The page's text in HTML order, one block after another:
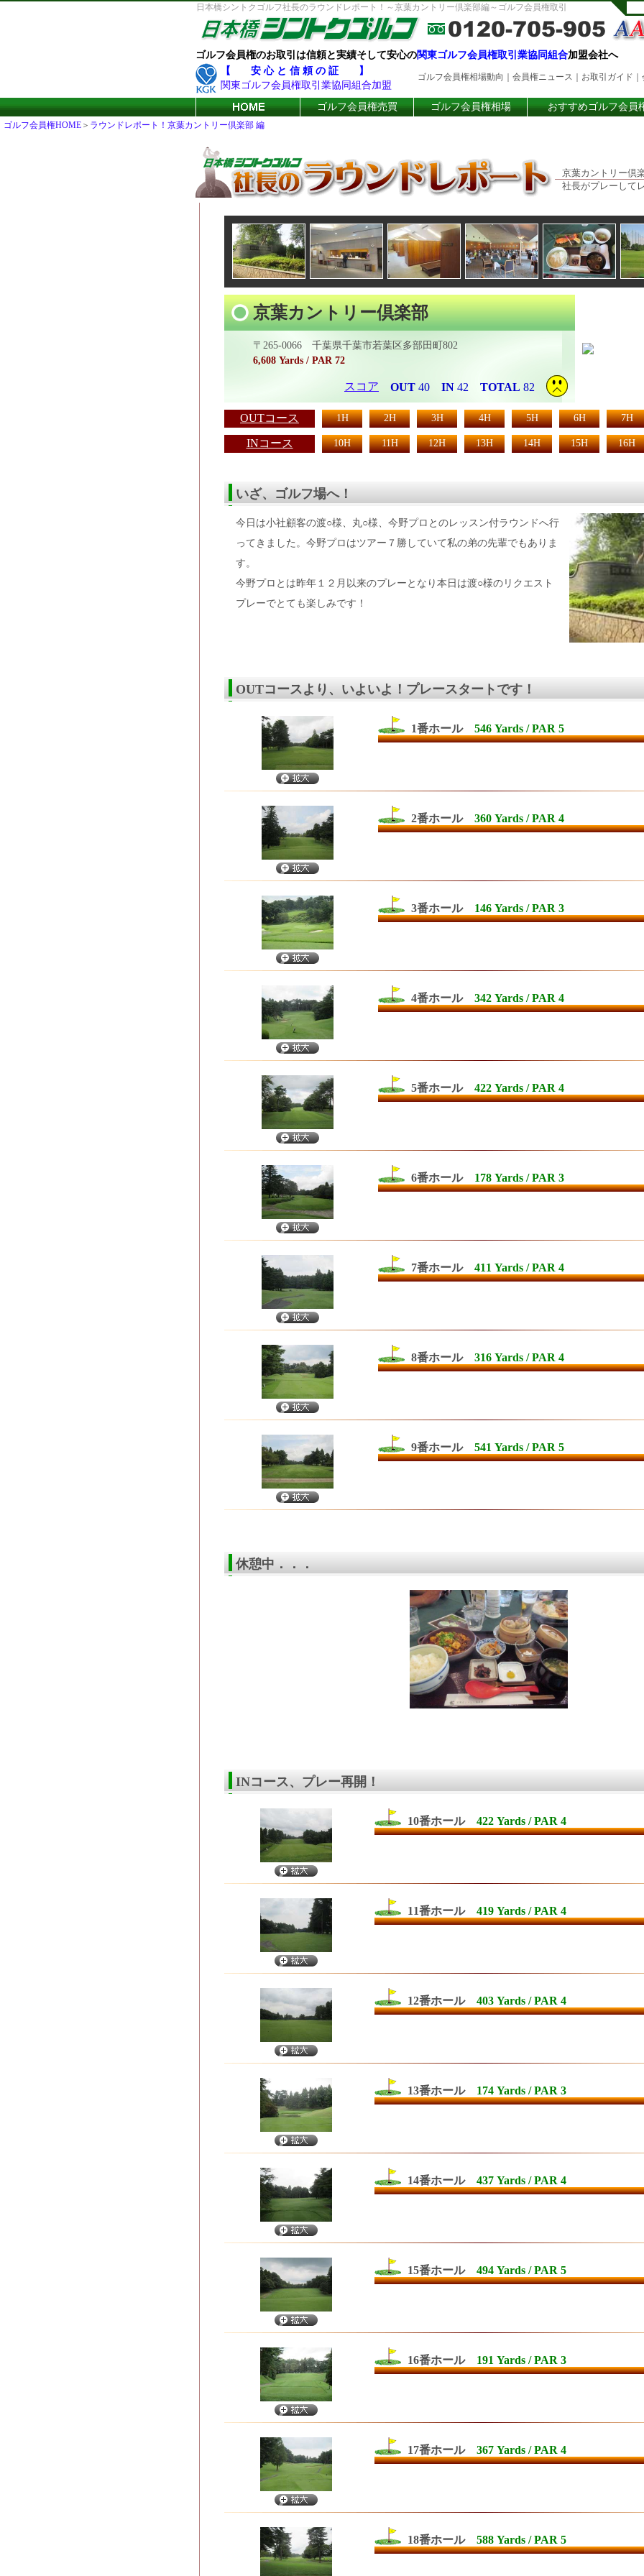
日本橋シントクゴルフ社長のラウンドレポート！～京葉カントリー倶楽部編～ゴルフ会員権取引
ゴルフ会員権のお取引は信頼と実績そして安心の関東ゴルフ会員権取引業協同組合加盟会社へ
【 安 心 と 信 頼 の 証 】
関東ゴルフ会員権取引業協同組合加盟
ゴルフ会員権相場動向 会員権ニュース お取引ガイド
ゴルフ会員権売買 ゴルフ会員権相場 おすすめゴルフ会員
ゴルフ会員権HOME ＞ ラウンドレポート！京葉カントリー倶楽部 編
京葉カントリー倶
社長がプレーして
京葉カントリー倶楽部
〒265-0066 千葉県千葉市若葉区多部田町802
6,608 Yards / PAR 72
スコア OUT 40 IN 42 TOTAL 82
OUTコース 1H 2H 3H 4H 5H 6H 7H
INコース 10H 11H 12H 13H 14H 15H 16H
いざ、ゴルフ場へ！
今日は小社顧客の渡○様、丸○様、今野プロとのレッスン付ラウンドへ行
ってきました。今野プロはツアー７勝していて私の弟の先輩でもありま
す。
今野プロとは昨年１２月以来のプレーとなり本日は渡○様のリクエスト
プレーでとても楽しみです！
OUTコースより、いよいよ！プレースタートです！
1番ホール 546 Yards / PAR 5
2番ホール 360 Yards / PAR 4
3番ホール 146 Yards / PAR 3
4番ホール 342 Yards / PAR 4
5番ホール 422 Yards / PAR 4
6番ホール 178 Yards / PAR 3
7番ホール 411 Yards / PAR 4
8番ホール 316 Yards / PAR 4
9番ホール 541 Yards / PAR 5
休憩中．．．
INコース、プレー再開！
10番ホール 422 Yards / PAR 4
11番ホール 419 Yards / PAR 4
12番ホール 403 Yards / PAR 4
13番ホール 174 Yards / PAR 3
14番ホール 437 Yards / PAR 4
15番ホール 494 Yards / PAR 5
16番ホール 191 Yards / PAR 3
17番ホール 367 Yards / PAR 4
18番ホール 588 Yards / PAR 5